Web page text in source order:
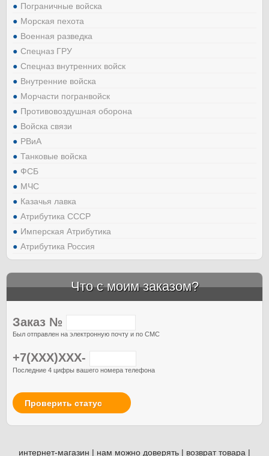
Пограничные войска
Морская пехота
Военная разведка
Спецназ ГРУ
Спецназ внутренних войск
Внутренние войска
Морчасти погранвойск
Противовоздушная оборона
Войска связи
РВиА
Танковые войска
ФСБ
МЧС
Казачья лавка
Атрибутика СССР
Имперская Атрибутика
Атрибутика Россия
Что с моим заказом?
Заказ №
Был отправлен на электронную почту и по СМС
+7(XXX)XXX-
Последние 4 цифры вашего номера телефона
Проверить статус
интернет-магазин | нам можно доверять | возврат товара |